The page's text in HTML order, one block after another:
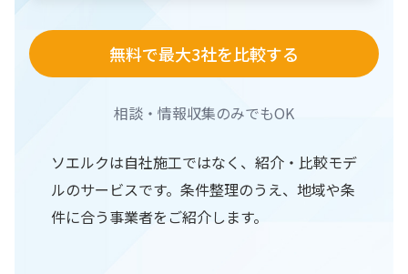
無料で最大3社を比較する
相談・情報収集のみでもOK
ソエルクは自社施工ではなく、紹介・比較モデ
ルのサービスです。条件整理のうえ、地域や条
件に合う事業者をご紹介します。